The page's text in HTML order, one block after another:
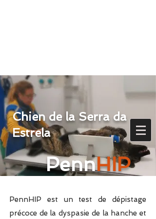
Chien de la Serra da
Estrela
PennHIP
PennHIP est un test de dépistage
précoce de la dyspasie de la hanche et